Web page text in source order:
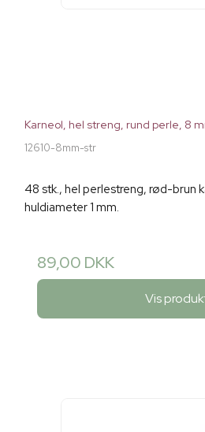
Karneol, hel streng, rund perle, 8
12610-8mm-str
48 stk., hel perlestreng, rød-brun
huldiameter 1 mm.
89,00 DKK
Vis